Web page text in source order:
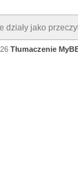
działy jako
Tłumaczenie